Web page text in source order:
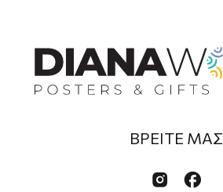
ΒΡΕΙΤΕ ΜΑΣ
 